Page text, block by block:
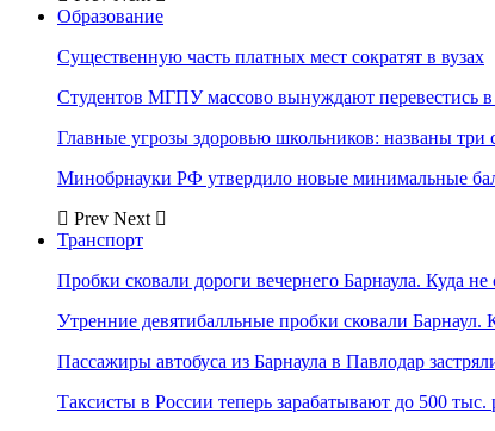
Образование
Существенную часть платных мест сократят в вузах
Студентов МГПУ массово вынуждают перевестись
Главные угрозы здоровью школьников: названы три
Минобрнауки РФ утвердило новые минимальные
Prev Next
Транспорт
Пробки сковали дороги вечернего Барнаула. Куда не
Утренние девятибалльные пробки сковали Барнаул.
Пассажиры автобуса из Барнаула в Павлодар
Таксисты в России теперь зарабатывают до 500 тыс.